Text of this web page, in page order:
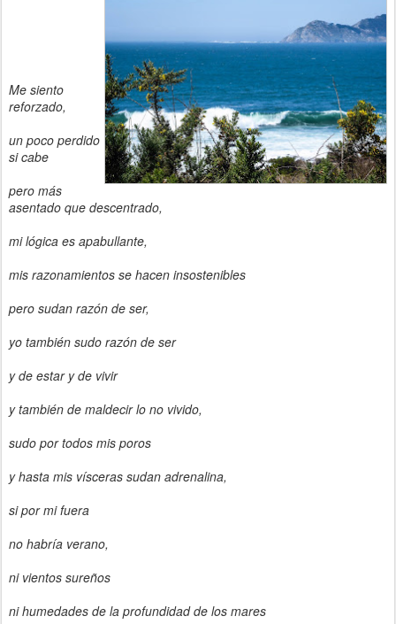
Me siento
reforzado,
un poco perdido
si cabe
pero más
asentado que descentrado,
mi lógica es apabullante,
mis razonamientos se hacen insostenibles
pero sudan razón de ser,
yo también sudo razón de ser
y de estar y de vivir
y también de maldecir lo no vivido,
sudo por todos mis poros
y hasta mis vísceras sudan adrenalina,
si por mi fuera
no habría verano,
ni vientos sureños
ni humedades de la profundidad de los mares